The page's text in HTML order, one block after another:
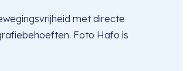
met directe
Foto Hafo is